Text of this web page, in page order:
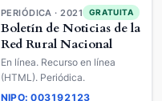
PERIÓDICA · 2021 GRATUITA
Boletín de Noticias de la
Red Rural Nacional
En línea. Recurso en línea
(HTML). Periódica.
NIPO: 003192123